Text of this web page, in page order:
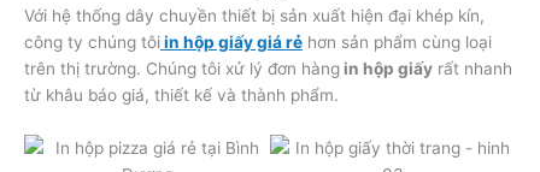
Với hệ thống dây chuyền thiết bị sản xuất hiện đại khép kín,
công ty chúng tôiin hộp giấy giá rẻ hơn sản phẩm cùng loại
trên thị trường. Chúng tôi xử lý đơn hàng in hộp giấy rất nhanh
từ khâu báo giá, thiết kế và thành phẩm.